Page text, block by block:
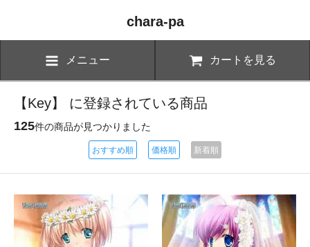
chara-pa
メニュー カートを見る
【Key】 に登録されている商品
125件の商品が見つかりました
おすすめ順 価格順 新着順